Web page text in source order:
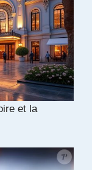
et la